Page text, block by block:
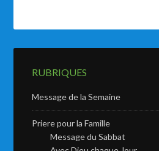
RUBRIQUES
Message de la Semaine
Priere pour la Famille
Message du Sabbat